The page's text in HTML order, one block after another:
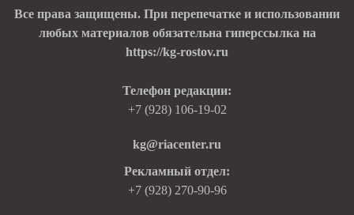
Все права защищены. При перепечатке и использовании
любых материалов обязательна гиперссылка на
https://kg-rostov.ru
Телефон редакции:
+7 (928) 106-19-02
kg@riacenter.ru
Рекламный отдел:
+7 (928) 270-90-96